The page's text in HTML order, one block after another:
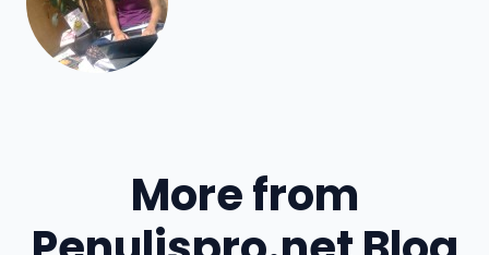
More from